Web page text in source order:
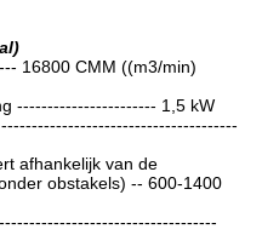
16800 CMM ((m3/min)
----------------------- 1,5 kW
---------------------------------------
afhankelijk van de
obstakels) -- 600-1400